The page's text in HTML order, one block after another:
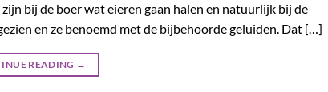
bij de boer wat eieren gaan halen en natuurlijk bij de
en ze benoemd met de bijbehoorde geluiden. Dat […]
READING →